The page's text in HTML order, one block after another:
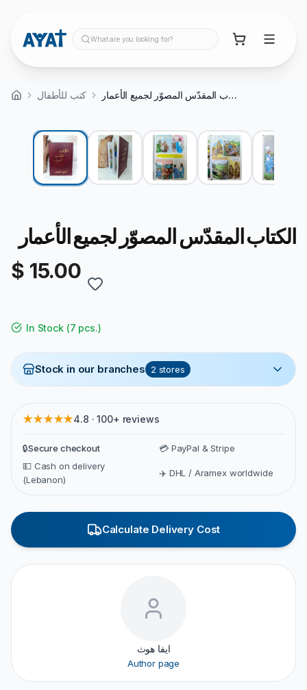
What are you looking for?
كتب للأطفال الكتاب المقدّس المصوّر لجميع الأعمار View video
الكتاب المقدّس المصوّر لجميع الأعمار
$ 15.00
In Stock(7 pcs.)
Stock in our branches 2 stores
★★★★★4.8 · 100+ reviews
🔒Secure checkout
💳 PayPal & Stripe
💵 Cash on delivery
(Lebanon)
✈️ DHL / Aramex worldwide
Calculate Delivery Cost
ايفا هوث
Author page